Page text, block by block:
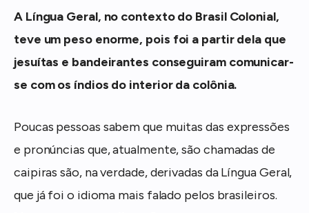
A Língua Geral, no contexto do Brasil Colonial,
teve um peso enorme, pois foi a partir dela que
jesuítas e bandeirantes conseguiram comunicar-
se com os índios do interior da colônia.
Poucas pessoas sabem que muitas das expressões
e pronúncias que, atualmente, são chamadas de
caipiras são, na verdade, derivadas da Língua Geral,
que já foi o idioma mais falado pelos brasileiros.